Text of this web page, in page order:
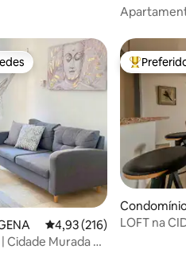
avaliações
dos hóspedes
4,93 de uma avaliação
4,93 (216)
Murada de
Entre os
LOFT na